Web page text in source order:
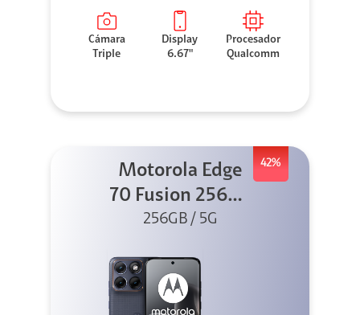
Cámara
Triple
Display
6.67"
Procesador
Qualcomm
42%
Motorola Edge
70 Fusion 256GB
Azul
256GB / 5G